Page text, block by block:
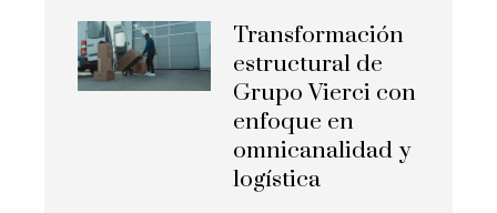
Transformación
estructural de
Grupo Vierci con
enfoque en
omnicanalidad y
logística